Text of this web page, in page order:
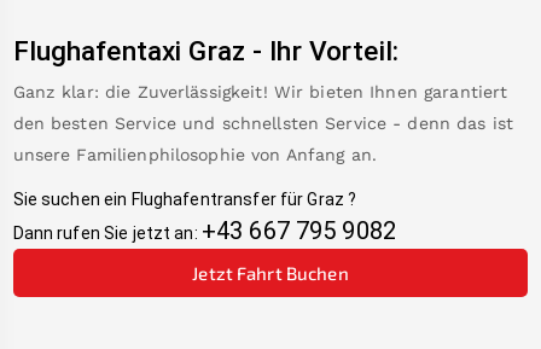
Flughafentaxi Graz - Ihr Vorteil:
Ganz klar: die Zuverlässigkeit! Wir bieten Ihnen garantiert
den besten Service und schnellsten Service - denn das ist
unsere Familienphilosophie von Anfang an.
Sie suchen ein Flughafentransfer für Graz ?
Dann rufen Sie jetzt an: +43 667 795 9082
Jetzt Fahrt Buchen